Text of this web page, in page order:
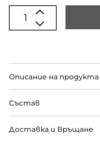
Описание на продукта
Състав
Доставка и Връщане